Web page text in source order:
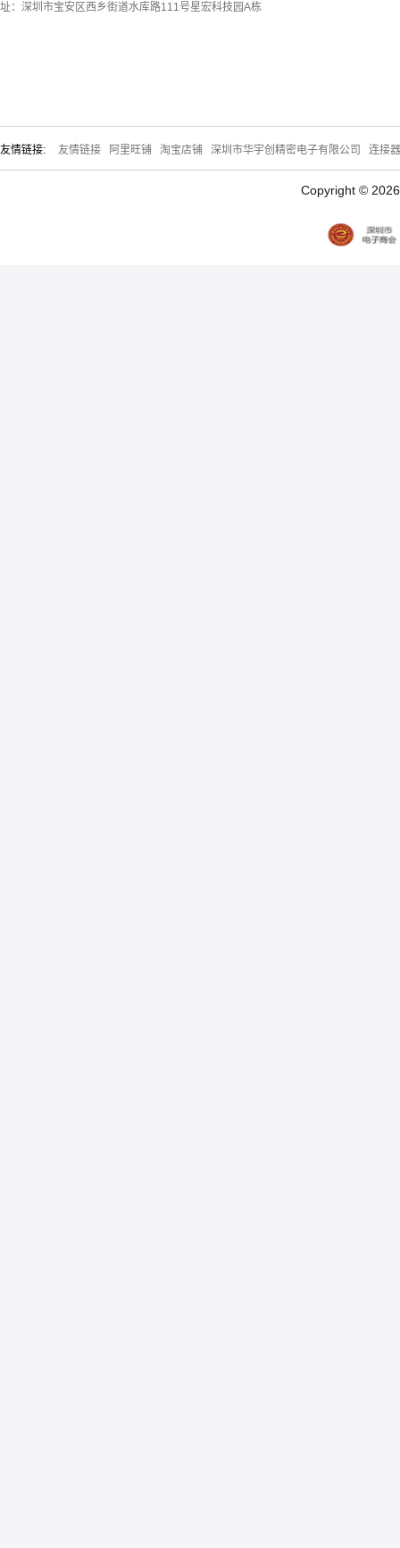
：深圳市宝安区西乡街道水库路111号星宏科技园A栋
友情链接: 友情链接 阿里旺铺 淘宝店铺 深圳市华宇创精密电子有限公司 连接
Copyright ©